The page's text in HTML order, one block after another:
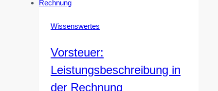
Wissenswertes
Vorsteuer:
Leistungsbeschreibung in
der Rechnung